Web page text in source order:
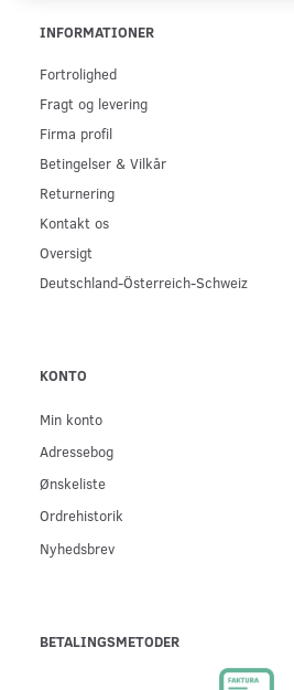
INFORMATIONER
Fortrolighed
Fragt og levering
Firma profil
Betingelser & Vilkår
Returnering
Kontakt os
Oversigt
Deutschland-Österreich-Schweiz
KONTO
Min konto
Adressebog
Ønskeliste
Ordrehistorik
Nyhedsbrev
BETALINGSMETODER